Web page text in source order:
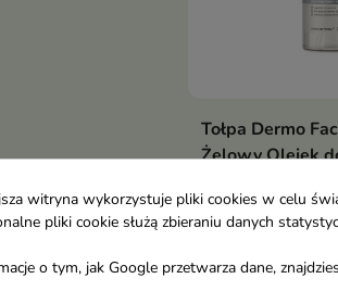
Tołpa Dermo
Żelowy Olejek
hydrolipidowej
Żelowy olejek
olejku
witryna wykorzystuje pliki cookies w celu
pliki cookie służą zbieraniu danych
o tym, jak Google przetwarza dane,